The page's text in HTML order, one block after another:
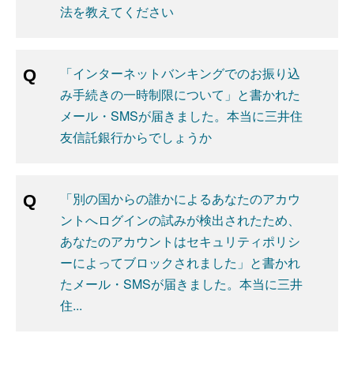
法を教えてください
「インターネットバンキングでのお振り込
み手続きの一時制限について」と書かれた
メール・SMSが届きました。本当に三井住
友信託銀行からでしょうか
「別の国からの誰かによるあなたのアカウ
ントへログインの試みが検出されたため、
あなたのアカウントはセキュリティポリシ
ーによってブロックされました」と書かれ
たメール・SMSが届きました。本当に三井
住...